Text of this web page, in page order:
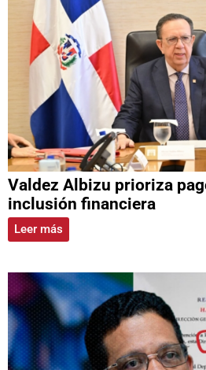
Valdez Albizu prioriza
inclusión financiera
Leer más